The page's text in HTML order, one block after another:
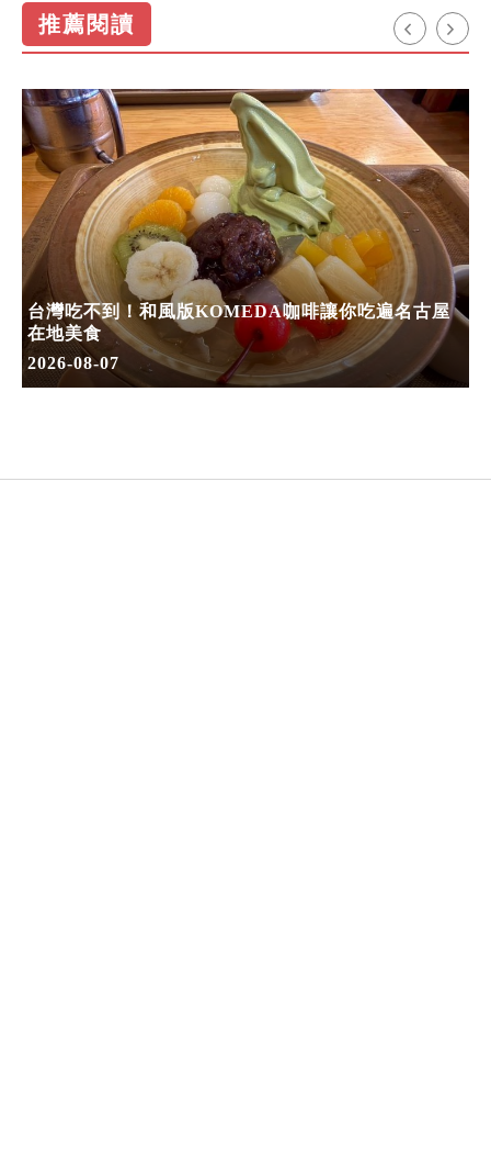
推薦閱讀
台灣吃不到！和風版KOMEDA咖啡讓你吃遍名古屋
在地美食
2026-08-07